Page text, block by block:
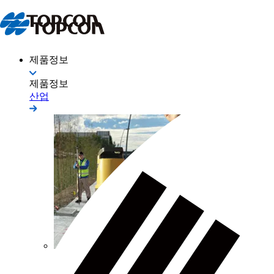
제품정보
제품정보
산업